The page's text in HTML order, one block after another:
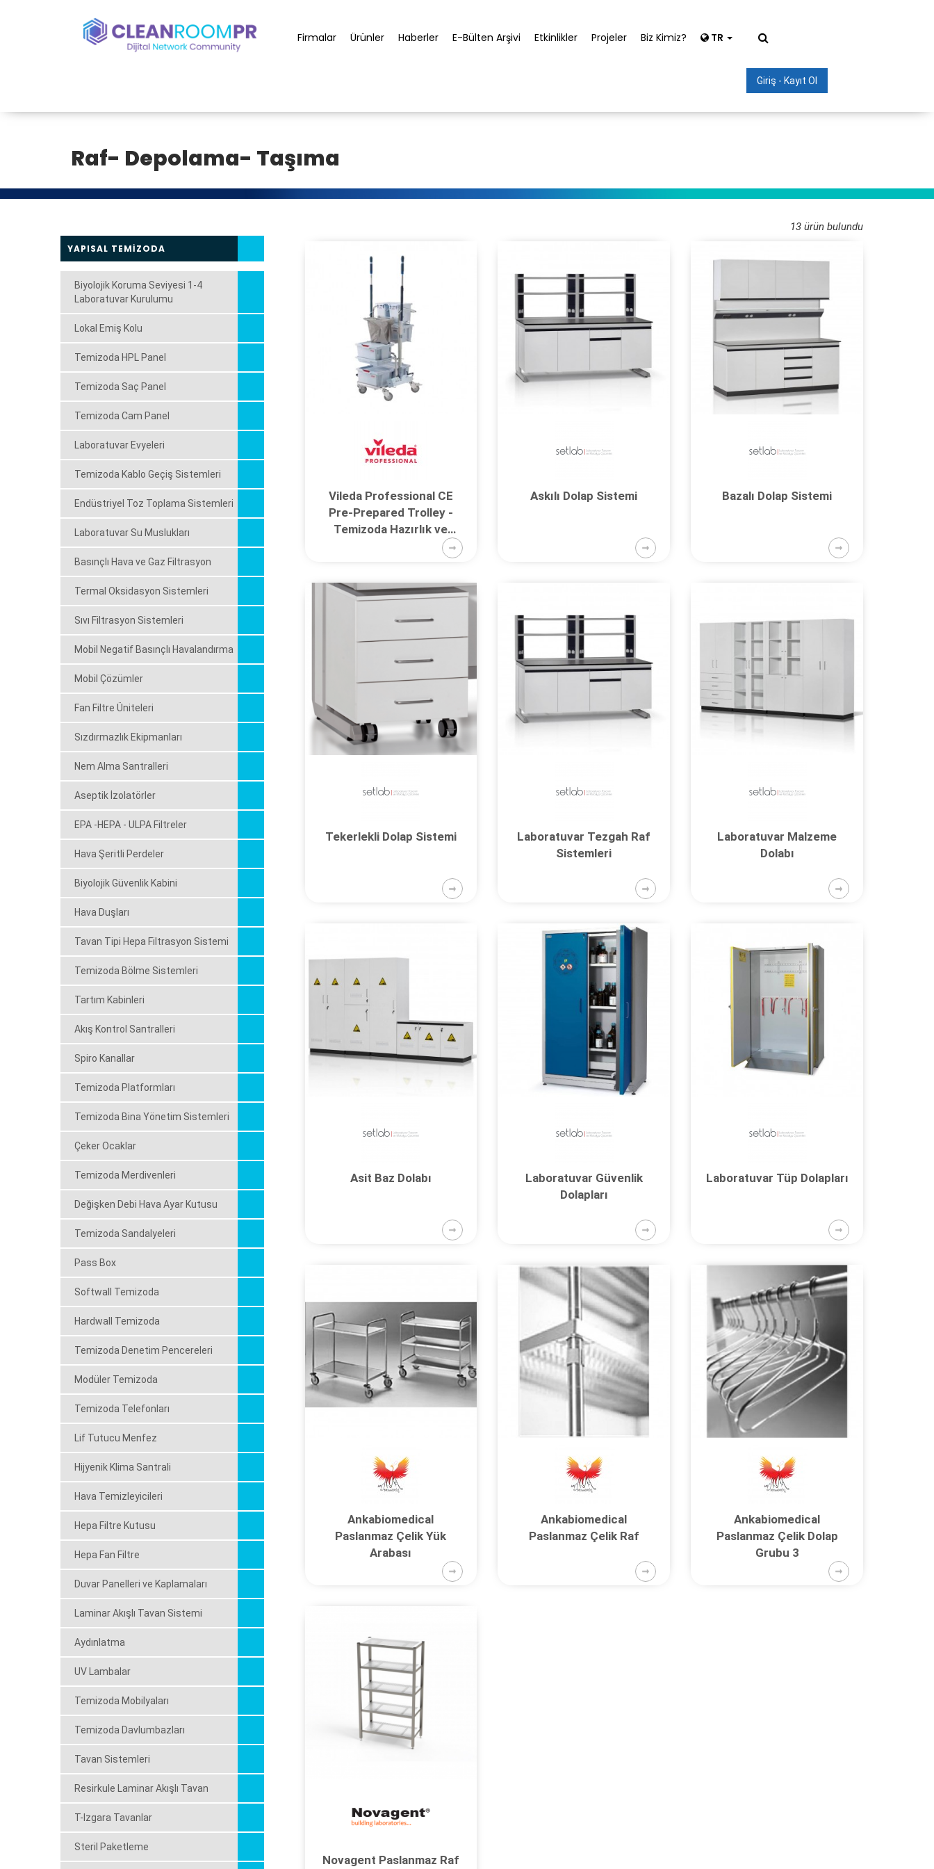
Firmalar Ürünler Haberler E-Bülten Arşivi Etkinlikler Projeler Biz Kimiz? TR
Giriş - Kayıt Ol
Raf- Depolama- Taşıma
YAPISAL TEMİZODA
Biyolojik Koruma Seviyesi 1-4
Laboratuvar Kurulumu
Lokal Emiş Kolu
Temizoda HPL Panel
Temizoda Saç Panel
Temizoda Cam Panel
Laboratuvar Evyeleri
Temizoda Kablo Geçiş Sistemleri
Endüstriyel Toz Toplama Sistemleri
Laboratuvar Su Muslukları
Basınçlı Hava ve Gaz Filtrasyon
Termal Oksidasyon Sistemleri
Sıvı Filtrasyon Sistemleri
Mobil Negatif Basınçlı Havalandırma
Mobil Çözümler
Fan Filtre Üniteleri
Sızdırmazlık Ekipmanları
Nem Alma Santralleri
Aseptik İzolatörler
EPA -HEPA - ULPA Filtreler
Hava Şeritli Perdeler
Biyolojik Güvenlik Kabini
Hava Duşları
Tavan Tipi Hepa Filtrasyon Sistemi
Temizoda Bölme Sistemleri
Tartım Kabinleri
Akış Kontrol Santralleri
Spiro Kanallar
Temizoda Platformları
Temizoda Bina Yönetim Sistemleri
Çeker Ocaklar
Temizoda Merdivenleri
Değişken Debi Hava Ayar Kutusu
Temizoda Sandalyeleri
Pass Box
Softwall Temizoda
Hardwall Temizoda
Temizoda Denetim Pencereleri
Modüler Temizoda
Temizoda Telefonları
Lif Tutucu Menfez
Hijyenik Klima Santrali
Hava Temizleyicileri
Hepa Filtre Kutusu
Hepa Fan Filtre
Duvar Panelleri ve Kaplamaları
Laminar Akışlı Tavan Sistemi
Aydınlatma
UV Lambalar
Temizoda Mobilyaları
Temizoda Davlumbazları
Tavan Sistemleri
Resirkule Laminar Akışlı Tavan
T-Izgara Tavanlar
Steril Paketleme
13 ürün bulundu
Vileda Professional CE
Pre-Prepared Trolley -
Temizoda Hazırlık ve
Askılı Dolap Sistemi Bazalı Dolap Sistemi
Tekerlekli Dolap Sistemi
Laboratuvar Tezgah Raf
Sistemleri
Laboratuvar Malzeme
Dolabı
Asit Baz Dolabı
Laboratuvar Güvenlik
Dolapları
Laboratuvar Tüp Dolapları
Ankabiomedical
Paslanmaz Çelik Yük
Arabası
Ankabiomedical
Paslanmaz Çelik Raf
Ankabiomedical
Paslanmaz Çelik Dolap
Grubu 3
Novagent Paslanmaz Raf